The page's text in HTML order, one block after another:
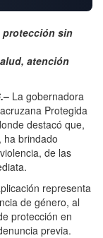
protección sin
atención
– La gobernadora
Protegida
destacó que,
ha brindado
de las
representa
de género, al
protección en
previa.